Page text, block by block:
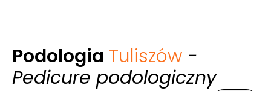
Podologia Tuliszów -
Pedicure podologiczny